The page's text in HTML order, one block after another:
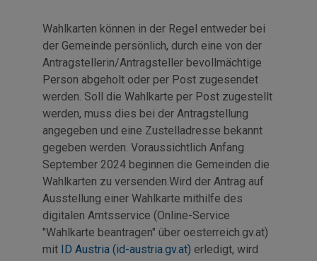
Wahlkarten können in der Regel entweder bei
der Gemeinde persönlich, durch eine von der
Antragstellerin/Antragsteller bevollmächtige
Person abgeholt oder per Post zugesendet
werden. Soll die Wahlkarte per Post zugestellt
werden, muss dies bei der Antragstellung
angegeben und eine Zustelladresse bekannt
gegeben werden. Voraussichtlich Anfang
September 2024 beginnen die Gemeinden die
Wahlkarten zu versenden.Wird der Antrag auf
Ausstellung einer Wahlkarte mithilfe des
digitalen Amtsservice (Online-Service
"Wahlkarte beantragen" über oesterreich.gv.at)
mit ID Austria (id-austria.gv.at) erledigt, wird